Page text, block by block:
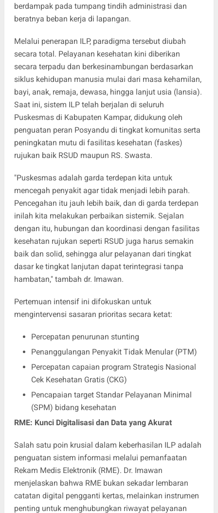
berdampak pada tumpang tindih administrasi dan
beratnya beban kerja di lapangan.
Melalui penerapan ILP, paradigma tersebut diubah
secara total. Pelayanan kesehatan kini diberikan
secara terpadu dan berkesinambungan berdasarkan
siklus kehidupan manusia mulai dari masa kehamilan,
bayi, anak, remaja, dewasa, hingga lanjut usia (lansia).
Saat ini, sistem ILP telah berjalan di seluruh
Puskesmas di Kabupaten Kampar, didukung oleh
penguatan peran Posyandu di tingkat komunitas serta
peningkatan mutu di fasilitas kesehatan (faskes)
rujukan baik RSUD maupun RS. Swasta.
"Puskesmas adalah garda terdepan kita untuk
mencegah penyakit agar tidak menjadi lebih parah.
Pencegahan itu jauh lebih baik, dan di garda terdepan
inilah kita melakukan perbaikan sistemik. Sejalan
dengan itu, hubungan dan koordinasi dengan fasilitas
kesehatan rujukan seperti RSUD juga harus semakin
baik dan solid, sehingga alur pelayanan dari tingkat
dasar ke tingkat lanjutan dapat terintegrasi tanpa
hambatan," tambah dr. Imawan.
Pertemuan intensif ini difokuskan untuk
mengintervensi sasaran prioritas secara ketat:
Percepatan penurunan stunting
Penanggulangan Penyakit Tidak Menular (PTM)
Percepatan capaian program Strategis Nasional
Cek Kesehatan Gratis (CKG)
Pencapaian target Standar Pelayanan Minimal
(SPM) bidang kesehatan
RME: Kunci Digitalisasi dan Data yang Akurat
Salah satu poin krusial dalam keberhasilan ILP adalah
penguatan sistem informasi melalui pemanfaatan
Rekam Medis Elektronik (RME). Dr. Imawan
menjelaskan bahwa RME bukan sekadar lembaran
catatan digital pengganti kertas, melainkan instrumen
penting untuk menghubungkan riwayat pelayanan